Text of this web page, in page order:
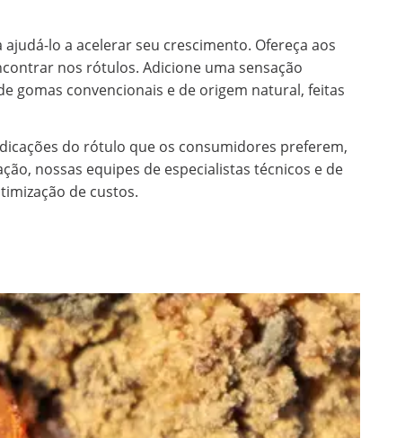
lo a acelerar seu crescimento. Ofereça aos
nos rótulos. Adicione uma sensação
gomas convencionais e de origem natural, feitas
do rótulo que os consumidores preferem,
nossas equipes de especialistas técnicos e de
de custos.